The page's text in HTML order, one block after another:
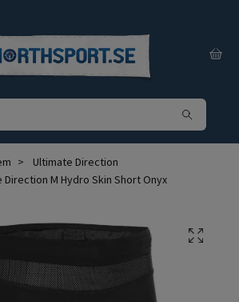
Ultimate Direction
Direction M Hydro Skin Short Onyx